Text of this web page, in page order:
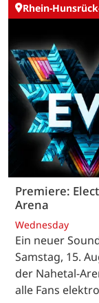
Rhein-
Premiere:
Arena
Wednesday
Ein neuer
Samstag, 15.
der Nahetal-
alle Fans